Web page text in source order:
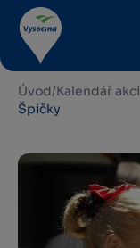
Úvod/Kalendář
Špičky